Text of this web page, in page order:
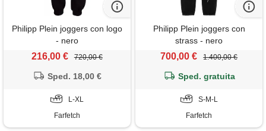
Philipp Plein joggers con logo
- nero
216,00 € 720,00 €
Sped. 18,00 €
L-XL
Farfetch
Philipp Plein joggers con
strass - nero
700,00 € 1.400,00 €
Sped. gratuita
S-M-L
Farfetch